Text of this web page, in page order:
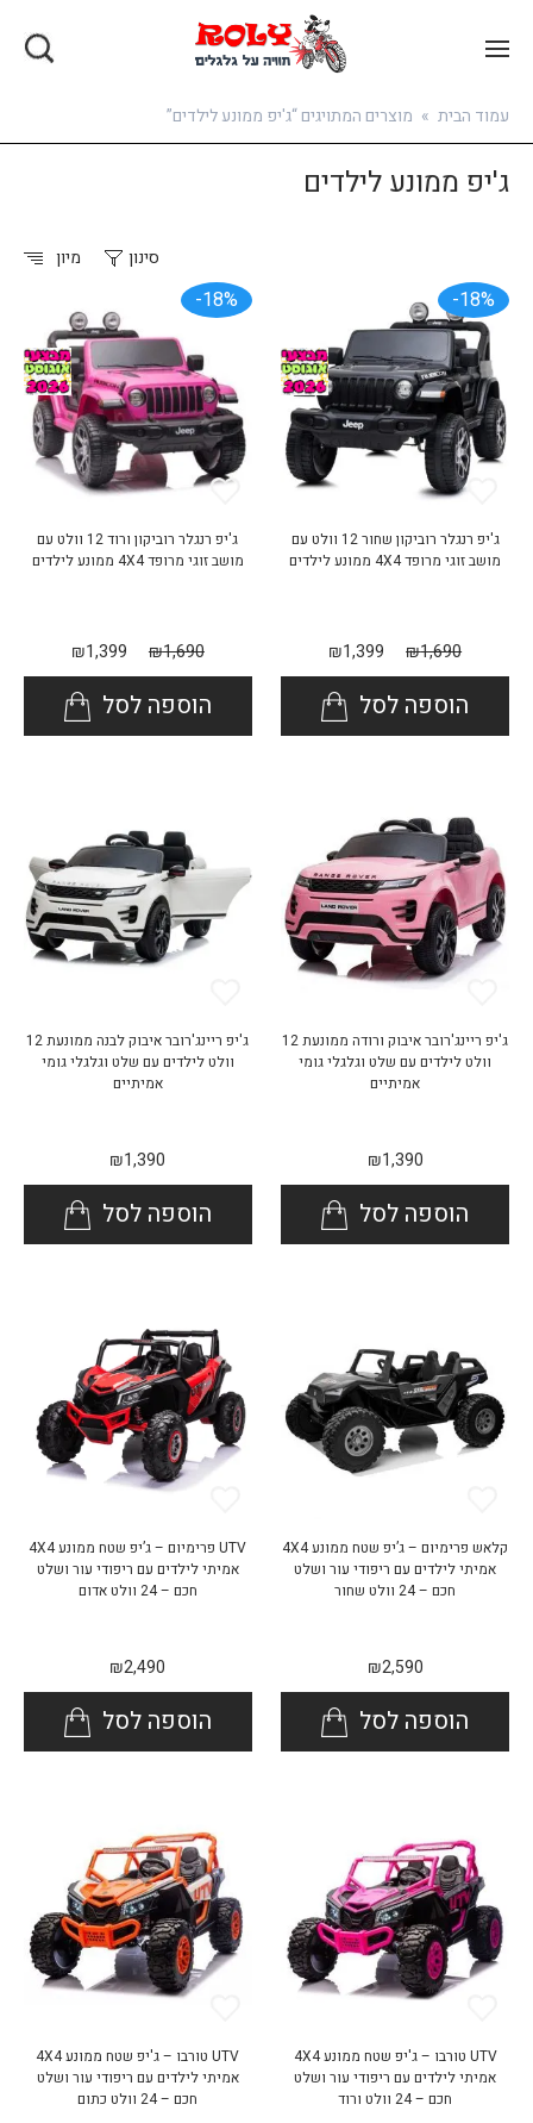
בואו להירשם
עמוד הבית » מוצרים המתויגים “ג'יפ ממונע לילדים”
ג'יפ ממונע לילדים
מיון סינון
18%-
ג'יפ רנגלר רוביקון שחור 12 וולט עם
מושב זוגי מרופד 4X4 ממונע לילדים
₪1,690
₪1,399
הוספה לסל
18%-
ג'יפ רנגלר רוביקון ורוד 12 וולט עם
מושב זוגי מרופד 4X4 ממונע לילדים
₪1,690
₪1,399
הוספה לסל
ג'יפ ריינג'רובר איבוק ורודה ממונעת 12
וולט לילדים עם שלט וגלגלי גומי
אמיתיים
₪1,390
הוספה לסל
ג'יפ ריינג'רובר איבוק לבנה ממונעת 12
וולט לילדים עם שלט וגלגלי גומי
אמיתיים
₪1,390
הוספה לסל
קלאש פרימיום – ג’יפ שטח ממונע 4X4
אמיתי לילדים עם ריפודי עור ושלט
חכם – 24 וולט שחור
₪2,590
הוספה לסל
UTV פרימיום – ג’יפ שטח ממונע 4X4
אמיתי לילדים עם ריפודי עור ושלט
חכם – 24 וולט אדום
₪2,490
הוספה לסל
UTV טורבו – ג'יפ שטח ממונע 4X4
אמיתי לילדים עם ריפודי עור ושלט
חכם – 24 וולט ורוד
UTV טורבו – ג'יפ שטח ממונע 4X4
אמיתי לילדים עם ריפודי עור ושלט
חכם – 24 וולט כתום